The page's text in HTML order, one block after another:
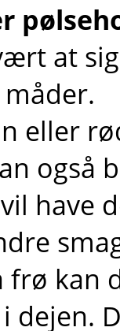
at
eller
også
have
kan
dejen.